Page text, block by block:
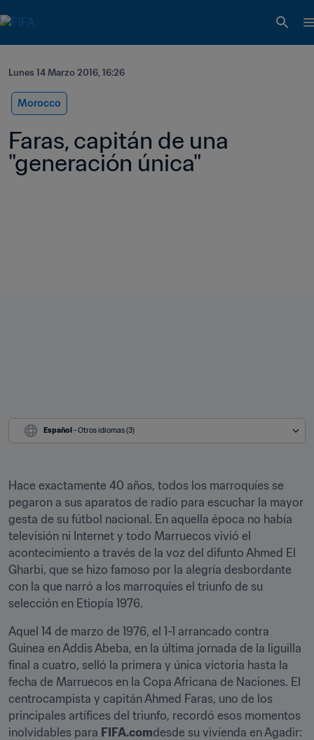
Lunes 14 Marzo 2016, 16:26
Morocco
Faras, capitán de una
"generación única"
Español - Otros idiomas (3)
Hace exactamente 40 años, todos los marroquíes se
pegaron a sus aparatos de radio para escuchar la mayor
gesta de su fútbol nacional. En aquella época no había
televisión ni Internet y todo Marruecos vivió el
acontecimiento a través de la voz del difunto Ahmed El
Gharbi, que se hizo famoso por la alegría desbordante
con la que narró a los marroquíes el triunfo de su
selección en Etiopía 1976.
Aquel 14 de marzo de 1976, el 1-1 arrancado contra
Guinea en Addis Abeba, en la última jornada de la liguilla
final a cuatro, selló la primera y única victoria hasta la
fecha de Marruecos en la Copa Africana de Naciones. El
centrocampista y capitán Ahmed Faras, uno de los
principales artífices del triunfo, recordó esos momentos
inolvidables para FIFA.comdesde su vivienda en Agadir: